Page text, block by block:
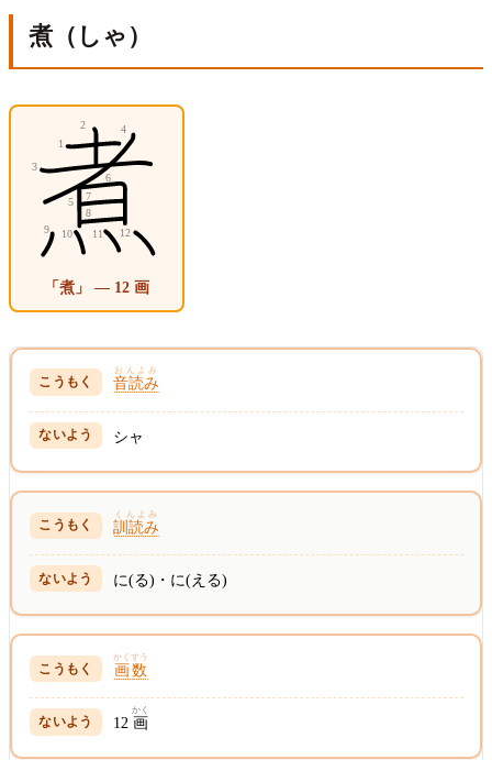
煮（しゃ）
「煮」 — 12 画
音読み
おんよみ
シャ
訓読み
くんよみ
に(る)・に(える)
画数
かくすう
12 画
かく